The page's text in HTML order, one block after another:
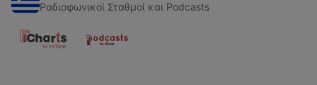
Ραδιοφωνικοί Σταθμοί και Podcasts